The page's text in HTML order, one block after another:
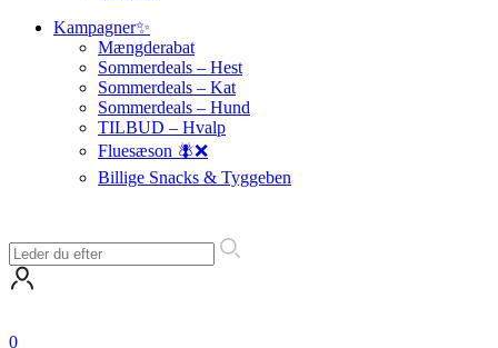
Kampagner✨
Mængderabat
Sommerdeals – Hest
Sommerdeals – Kat
Sommerdeals – Hund
TILBUD – Hvalp
Fluesæson 🪰❌
Billige Snacks & Tyggeben
0